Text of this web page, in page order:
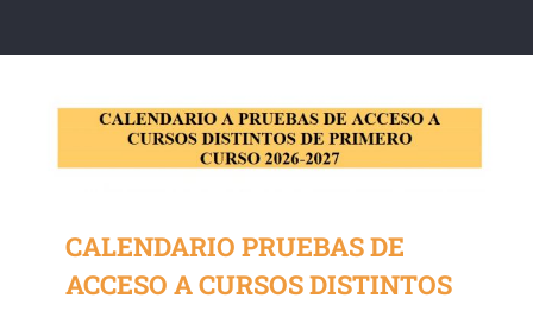
CALENDARIO PRUEBAS DE
ACCESO A CURSOS DISTINTOS